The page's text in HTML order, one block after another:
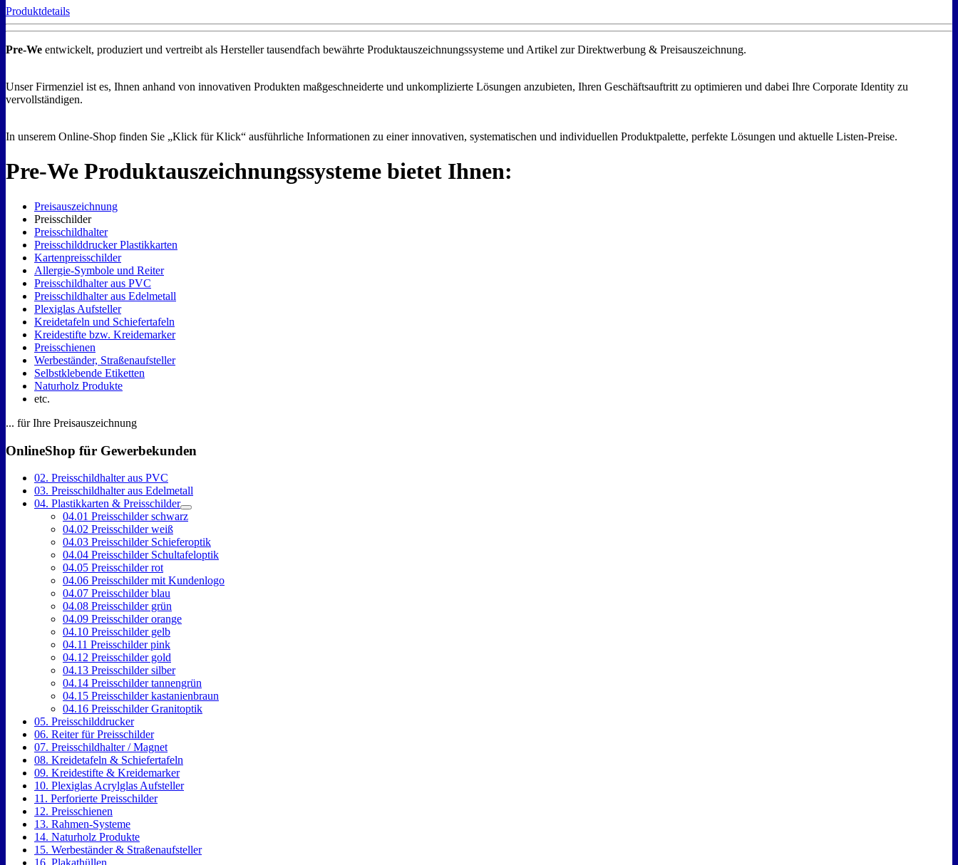
Produktdetails
Pre-We entwickelt, produziert und vertreibt als Hersteller tausendfach bewährte Produktauszeichnungssysteme und Artikel zur Direktwerbung & Preisauszeichnung.
Unser Firmenziel ist es, Ihnen anhand von innovativen Produkten maßgeschneiderte und unkomplizierte Lösungen anzubieten, Ihren Geschäftsauftritt zu optimieren und dabei Ihre Corporate Identity zu
vervollständigen.
In unserem Online-Shop finden Sie „Klick für Klick“ ausführliche Informationen zu einer innovativen, systematischen und individuellen Produktpalette, perfekte Lösungen und aktuelle Listen-Preise.
Pre-We Produktauszeichnungssysteme bietet Ihnen:
Preisauszeichnung
Preisschilder
Preisschildhalter
Preisschilddrucker Plastikkarten
Kartenpreisschilder
Allergie-Symbole und Reiter
Preisschildhalter aus PVC
Preisschildhalter aus Edelmetall
Plexiglas Aufsteller
Kreidetafeln und Schiefertafeln
Kreidestifte bzw. Kreidemarker
Preisschienen
Werbeständer, Straßenaufsteller
Selbstklebende Etiketten
Naturholz Produkte
etc.
... für Ihre Preisauszeichnung
OnlineShop für Gewerbekunden
02. Preisschildhalter aus PVC
03. Preisschildhalter aus Edelmetall
04. Plastikkarten & Preisschilder
04.01 Preisschilder schwarz
04.02 Preisschilder weiß
04.03 Preisschilder Schieferoptik
04.04 Preisschilder Schultafeloptik
04.05 Preisschilder rot
04.06 Preisschilder mit Kundenlogo
04.07 Preisschilder blau
04.08 Preisschilder grün
04.09 Preisschilder orange
04.10 Preisschilder gelb
04.11 Preisschilder pink
04.12 Preisschilder gold
04.13 Preisschilder silber
04.14 Preisschilder tannengrün
04.15 Preisschilder kastanienbraun
04.16 Preisschilder Granitoptik
05. Preisschilddrucker
06. Reiter für Preisschilder
07. Preisschildhalter / Magnet
08. Kreidetafeln & Schiefertafeln
09. Kreidestifte & Kreidemarker
10. Plexiglas Acrylglas Aufsteller
11. Perforierte Preisschilder
12. Preisschienen
13. Rahmen-Systeme
14. Naturholz Produkte
15. Werbeständer & Straßenaufsteller